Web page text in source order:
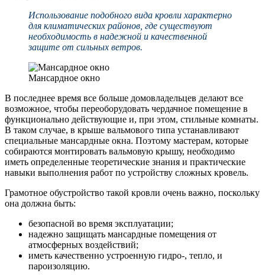
Использование подобного вида кровли характерно
для климатических районов, где существуют
необходимость в надежной и качественной
защите от сильных ветров.
Мансардное окно
В последнее время все больше домовладельцев делают все
возможное, чтобы переоборудовать чердачное помещение в
функционально действующие и, при этом, стильные комнаты.
В таком случае, в крыше вальмового типа устанавливают
специальные мансардные окна. Поэтому мастерам, которые
собираются монтировать вальмовую крышу, необходимо
иметь определенные теоретические знания и практические
навыки выполнения работ по устройству сложных кровель.
Грамотное обустройство такой кровли очень важно, поскольку
она должна быть:
безопасной во время эксплуатации;
надежно защищать мансардные помещения от
атмосферных воздействий;
иметь качественно устроенную гидро-, тепло, и
пароизоляцию.